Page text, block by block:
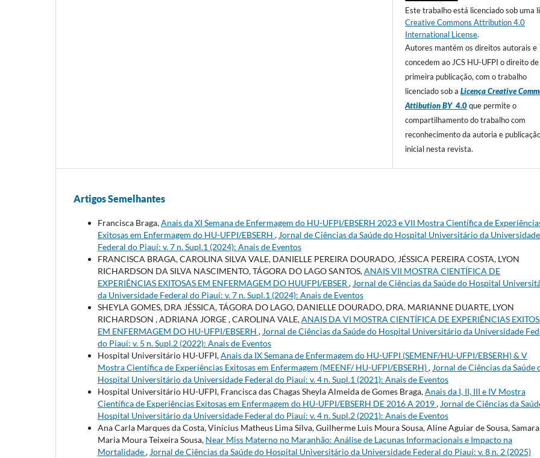
Este trabalho está licenciado sob uma
Creative Commons Attribution 4.0
International License.
Autores mantém os direitos autorais e
concedem ao JCS HU-UFPI o direito de
primeira publicação, com o trabalho
licenciado sob aLicença Creative
Attibution BY4.0que permite o
compartilhamento do trabalho com
reconhecimento da autoria e
inicial nesta revista.
Artigos Semelhantes
Francisca Braga,Anais da XI Semana de Enfermagem do HU-UFPI/EBSERH 2023 e VII Mostra Científica de
Exitosas em Enfermagem do HU-UFPI/EBSERH , Jornal de Ciências da Saúde do Hospital Universitário da Universidade
Federal do Piauí: v. 7 n. Supl.1 (2024): Anais de Eventos
FRANCISCA BRAGA, CAROLINA SILVA VALE, DANIELLE PEREIRA DOURADO, JÉSSICA PEREIRA COSTA, LYON
RICHARDSON DA SILVA NASCIMENTO, TÁGORA DO LAGO SANTOS,ANAIS VII MOSTRA CIENTÍFICA DE
EXPERIÊNCIAS EXITOSAS EM ENFERMAGEM DO HUUFPI/EBSER , Jornal de Ciências da Saúde do Hospital
da Universidade Federal do Piauí: v. 7 n. Supl.1 (2024): Anais de Eventos
SHEYLA GOMES, DRA JÉSSICA, TÁGORA DO LAGO, DANIELLE DOURADO, DRA. MARIANNE DUARTE, LYON
RICHARDSON , ADRIANA JORGE , CAROLINA VALE,ANAIS DA VI MOSTRA CIENTÍFICA DE EXPERIÊNCIAS
EM ENFERMAGEM DO HU-UFPI/EBSERH , Jornal de Ciências da Saúde do Hospital Universitário da Universidade
do Piauí: v. 5 n. Supl.2 (2022): Anais de Eventos
Hospital Universitário HU-UFPI,Anais da IX Semana de Enfermagem do HU-UFPI (SEMENF/HU-UFPI/EBSERH) & V
Mostra Científica de Experiências Exitosas em Enfermagem (MEENF/ HU-UFPI/EBSERH), Jornal de Ciências da Saúde
Hospital Universitário da Universidade Federal do Piauí: v. 4 n. Supl.1 (2021): Anais de Eventos
Hospital Universitário HU-UFPI, Francisca das Chagas Sheyla Almeida de Gomes Braga,Anais da I, II, III e IV Mostra
Científica de Experiências Exitosas em Enfermagem do HU-UFPI/EBSERH DE 2016 A 2019, Jornal de Ciências da
Hospital Universitário da Universidade Federal do Piauí: v. 4 n. Supl.2 (2021): Anais de Eventos
Ana Carla Marques da Costa, Vinícius Matheus Lima Silva, Guilherme Luìs Moura Sousa, Aline Aguiar de Sousa, Samara
Maria Moura Teixeira Sousa, Near Miss Materno no Maranhão: Análise de Lacunas Informacionais e Impacto na
Mortalidade, Jornal de Ciências da Saúde do Hospital Universitário da Universidade Federal do Piauí: v. 8 n. 2 (2025)